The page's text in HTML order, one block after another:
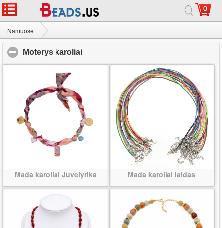
0
Namuose
Moterys karoliai
Moterys karoliai
Mada karoliai Juvelyrika Mada karoliai laidas
Namuose|Apie|Susisiekite su mumis Visa svetainė
© 2026 Tako Juvelyrika Ltd Visos teisės saugomos.